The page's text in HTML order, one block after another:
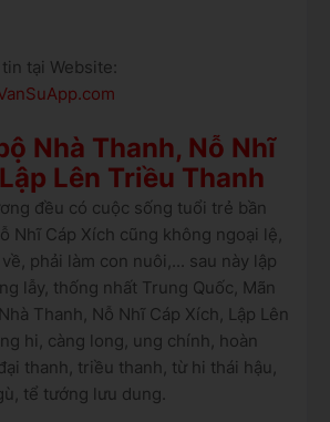
tại Website:
Nhà Thanh, Nỗ Nhĩ
Lên Triều Thanh
đều có cuộc sống tuổi trẻ bần
Nhĩ Cáp Xích cũng không ngoại lệ,
phải làm con nuôi,... sau này lập
lẫy, thống nhất Trung Quốc, Mãn
Thanh, Nỗ Nhĩ Cáp Xích, Lập Lên
hi, càng long, ung chính, hoàn
thanh, triều thanh, từ hi thái hậu,
tể tướng lưu dung.